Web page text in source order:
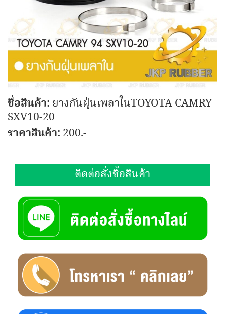
ชื่อสินค้า: ยางกันฝุ่นเพลาในTOYOTA CAMRY
SXV10-20
ราคาสินค้า: 200.-
ติดต่อสั่งซื้อสินค้า